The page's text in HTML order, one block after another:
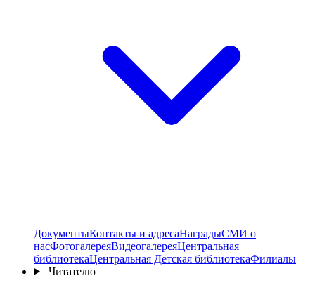
ДокументыКонтакты и адресаНаградыСМИ о
насФотогалереяВидеогалереяЦентральная
библиотекаЦентральная Детская библиотекаФилиалы
Читателю